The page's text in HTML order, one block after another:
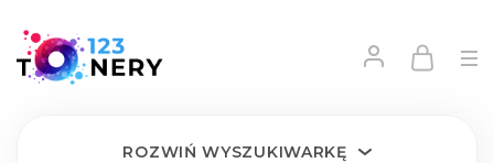
ROZWIŃ WYSZUKIWARKĘ